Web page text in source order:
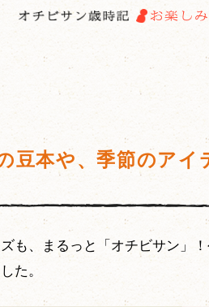
豆本や、季節のアイ
も、まるっと「オチビサン」
た。